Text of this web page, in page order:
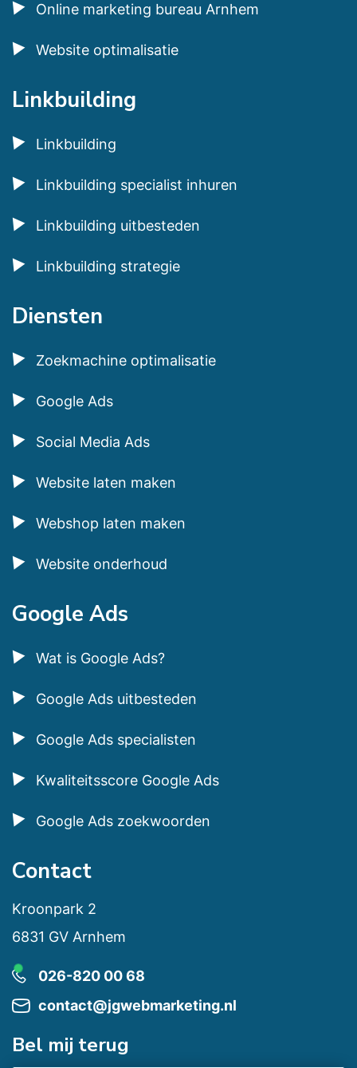
Online marketing bureau Arnhem
Website optimalisatie
Linkbuilding
Linkbuilding
Linkbuilding specialist inhuren
Linkbuilding uitbesteden
Linkbuilding strategie
Diensten
Zoekmachine optimalisatie
Google Ads
Social Media Ads
Website laten maken
Webshop laten maken
Website onderhoud
Google Ads
Wat is Google Ads?
Google Ads uitbesteden
Google Ads specialisten
Kwaliteitsscore Google Ads
Google Ads zoekwoorden
Contact
Kroonpark 2
6831 GV Arnhem
026-820 00 68
contact@jgwebmarketing.nl
Bel mij terug